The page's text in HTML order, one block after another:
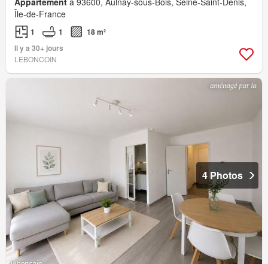
Île-de-France
1 1
18 m²
Il y a 30+ jours
LEBONCOIN
4 Photos